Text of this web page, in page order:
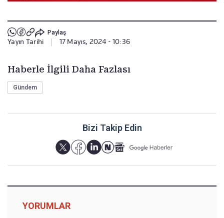
Paylaş
Yayın Tarihi 17 Mayıs, 2024 - 10:36
Haberle İlgili Daha Fazlası
Gündem
Bizi Takip Edin
YORUMLAR